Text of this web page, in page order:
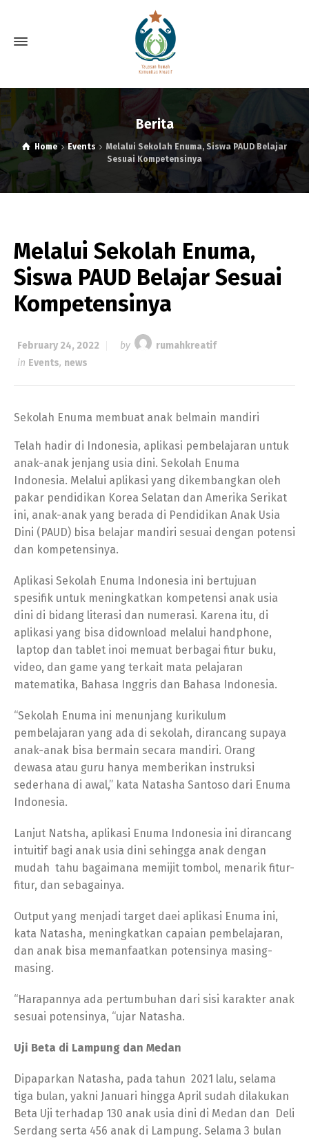
Berita
Home Events
Melalui Sekolah Enuma, Siswa PAUD Belajar
Sesuai Kompetensinya
Melalui Sekolah Enuma,
Siswa PAUD Belajar Sesuai
Kompetensinya
February 24, 2022 by
rumahkreatif
in Events, news
Sekolah Enuma membuat anak belmain mandiri
Telah hadir di Indonesia, aplikasi pembelajaran untuk
anak-anak jenjang usia dini. Sekolah Enuma
Indonesia. Melalui aplikasi yang dikembangkan oleh
pakar pendidikan Korea Selatan dan Amerika Serikat
ini, anak-anak yang berada di Pendidikan Anak Usia
Dini (PAUD) bisa belajar mandiri sesuai dengan potensi
dan kompetensinya.
Aplikasi Sekolah Enuma Indonesia ini bertujuan
spesifik untuk meningkatkan kompetensi anak usia
dini di bidang literasi dan numerasi. Karena itu, di
aplikasi yang bisa didownload melalui handphone,
laptop dan tablet inoi memuat berbagai fitur buku,
video, dan game yang terkait mata pelajaran
matematika, Bahasa Inggris dan Bahasa Indonesia.
“Sekolah Enuma ini menunjang kurikulum
pembelajaran yang ada di sekolah, dirancang supaya
anak-anak bisa bermain secara mandiri. Orang
dewasa atau guru hanya memberikan instruksi
sederhana di awal,” kata Natasha Santoso dari Enuma
Indonesia.
Lanjut Natsha, aplikasi Enuma Indonesia ini dirancang
intuitif bagi anak usia dini sehingga anak dengan
mudah tahu bagaimana memijit tombol, menarik fitur-
fitur, dan sebagainya.
Output yang menjadi target daei aplikasi Enuma ini,
kata Natasha, meningkatkan capaian pembelajaran,
dan anak bisa memanfaatkan potensinya masing-
masing.
“Harapannya ada pertumbuhan dari sisi karakter anak
sesuai potensinya, “ujar Natasha.
Uji Beta di Lampung dan Medan
Dipaparkan Natasha, pada tahun 2021 lalu, selama
tiga bulan, yakni Januari hingga April sudah dilakukan
Beta Uji terhadap 130 anak usia dini di Medan dan Deli
Serdang serta 456 anak di Lampung. Selama 3 bulan